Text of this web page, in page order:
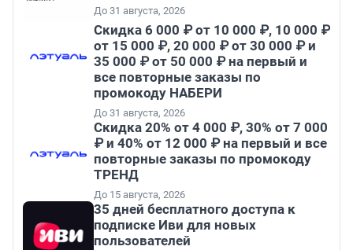
До 31 августа, 2026
Скидка 6 000 ₽ от 10 000 ₽, 10 000 ₽
от 15 000 ₽, 20 000 ₽ от 30 000 ₽ и
35 000 ₽ от 50 000 ₽ на первый и
все повторные заказы по
промокоду НАБЕРИ
До 31 августа, 2026
Скидка 20% от 4 000 ₽, 30% от 7 000
₽ и 40% от 12 000 ₽ на первый и все
повторные заказы по промокоду
ТРЕНД
До 15 августа, 2026
35 дней бесплатного доступа к
подписке Иви для новых
пользователей